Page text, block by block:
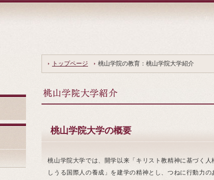
トップページ 桃山学院の教育：桃山学院大学紹介
桃山学院大学の概要
桃山学院大学では、開学以来「キリスト教精神に基づく
しうる国際人の養成」を建学の精神とし、つねに行動力